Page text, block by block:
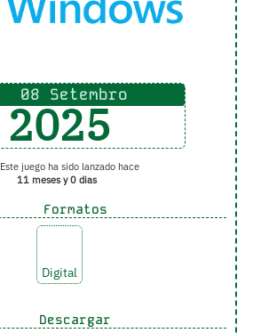
08 Setembro
2025
Este juego ha sido lanzado hace
11 meses y 0 dias
Formatos
Digital
Descargar